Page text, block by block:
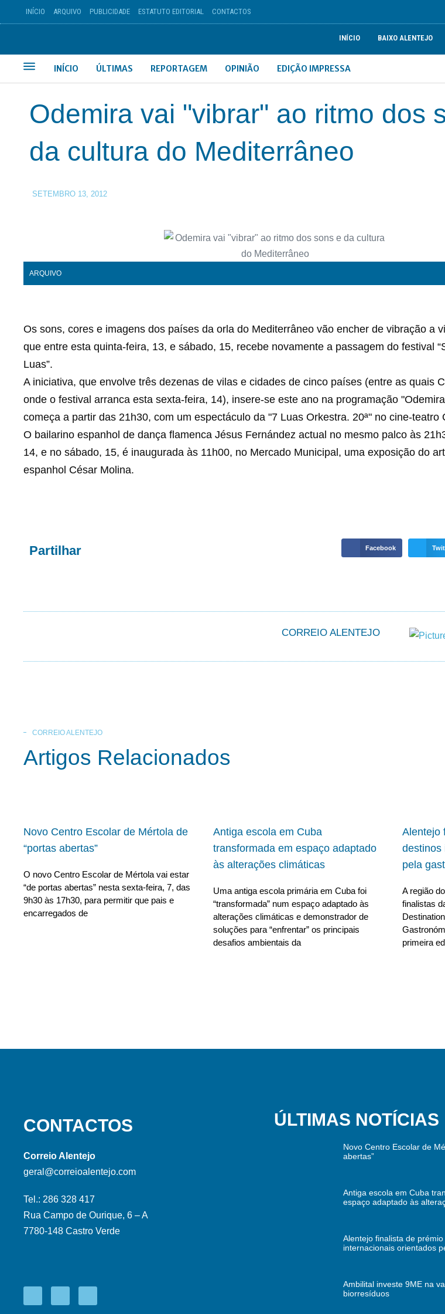
INÍCIO ARQUIVO PUBLICIDADE ESTATUTO EDITORIAL CONTACTOS
INÍCIO BAIXO ALENTEJO
INÍCIO ÚLTIMAS REPORTAGEM OPINIÃO EDIÇÃO IMPRESSA
Odemira vai "vibrar" ao ritmo dos
da cultura do Mediterrâneo
SETEMBRO 13, 2012
ARQUIVO
Os sons, cores e imagens dos países da orla do Mediterrâneo vão encher de vibração a
que entre esta quinta-feira, 13, e sábado, 15, recebe novamente a passagem do festival
Luas”.
A iniciativa, que envolve três dezenas de vilas e cidades de cinco países (entre as quais
onde o festival arranca esta sexta-feira, 14), insere-se este ano na programação
começa a partir das 21h30, com um espectáculo da "7 Luas Orkestra. 20ª" no cine-teatro
O bailarino espanhol de dança flamenca Jésus Fernández actual no mesmo palco às
14, e no sábado, 15, é inaugurada às 11h00, no Mercado Municipal, uma exposição do
espanhol César Molina.
Partilhar Facebook
CORREIO ALENTEJO
CORREIO ALENTEJO
Artigos Relacionados
Novo Centro Escolar de Mértola de
“portas abertas”
O novo Centro Escolar de Mértola vai estar
“de portas abertas” nesta sexta-feira, 7, das
9h30 às 17h30, para permitir que pais e
encarregados de
Antiga escola em Cuba
transformada em espaço adaptado
às alterações climáticas
Uma antiga escola primária em Cuba foi
“transformada” num espaço adaptado às
alterações climáticas e demonstrador de
soluções para “enfrentar” os principais
desafios ambientais da
Alentejo
destinos
pela
A região
finalistas
primeira
CONTACTOS
Correio Alentejo
geral@correioalentejo.com
Tel.: 286 328 417
Rua Campo de Ourique, 6 – A
7780-148 Castro Verde
ÚLTIMAS NOTÍCIAS
Novo Centro Escolar de
abertas”
Antiga escola em Cuba
espaço adaptado às
Alentejo finalista de
internacionais orientados
Ambilital investe 9ME na
biorresíduos